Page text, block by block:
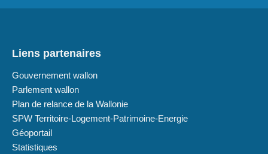
Liens partenaires
Gouvernement wallon
Parlement wallon
Plan de relance de la Wallonie
SPW Territoire-Logement-Patrimoine-Energie
Géoportail
Statistiques